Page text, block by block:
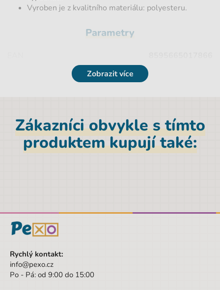
Vyroben je z kvalitního materiálu: polyesteru.
Parametry
Zobrazit více
Zákazníci obvykle s tímto
produktem kupují také:
Rychlý kontakt:
info@pexo.cz
Po - Pá: od 9:00 do 15:00